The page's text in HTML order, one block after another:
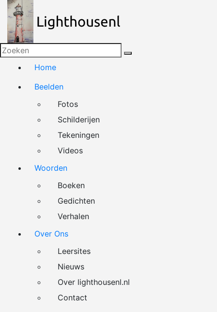
Naar
de
inhoud
springen
Home
Beelden
Fotos
Schilderijen
Tekeningen
Videos
Woorden
Boeken
Gedichten
Verhalen
Over Ons
Leersites
Nieuws
Over lighthousenl.nl
Contact